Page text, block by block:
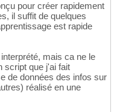
pour créer rapidement
il suffit de quelques
est rapide
mais ca ne le
script que j'ai fait
de données des infos sur
réalisé en une